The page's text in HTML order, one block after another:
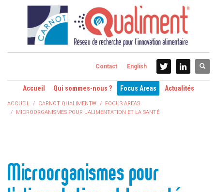
Contact English
Accueil Qui sommes-nous ? Focus Areas Actualités
ACCUEIL CARNOT QUALIMENT®
FOCUS AREAS
MICROORGANISMES POUR L’ALIMENTATION ET LA SANTÉ
Microorganismes pour